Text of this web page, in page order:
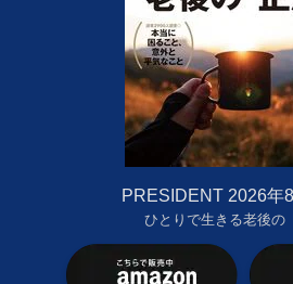
PRESIDENT 2026年
ひとりで生きる老後の